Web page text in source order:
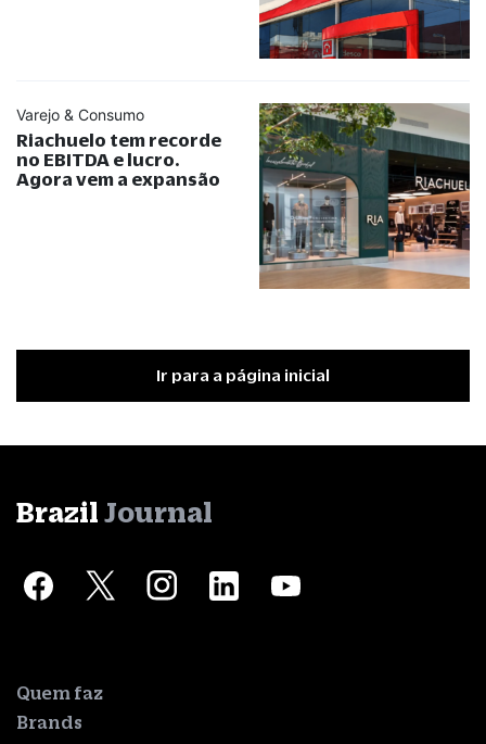
Varejo & Consumo
Riachuelo tem recorde
no EBITDA e lucro.
Agora vem a expansão
Ir para a página inicial
Brazil Journal
Quem faz
Brands